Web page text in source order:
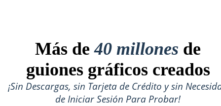
Más de40 millones de
guiones gráficos creados
¡Sin Descargas, sin Tarjeta de Crédito y sin
de Iniciar Sesión Para Probar!